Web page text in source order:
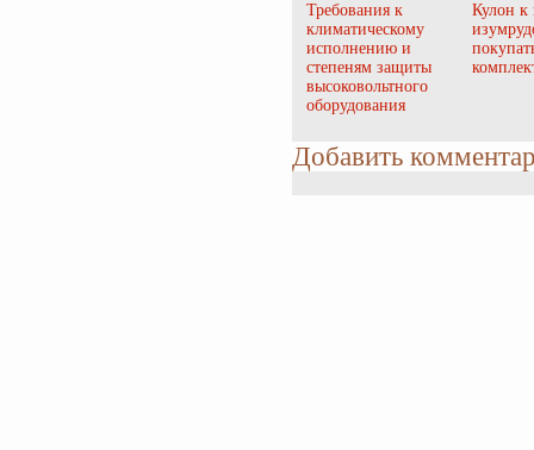
Требования к
климатическому
исполнению и
степеням защиты
высоковольтного
оборудования
Кулон к
Добавить